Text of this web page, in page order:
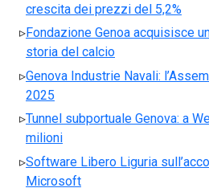
crescita dei prezzi del 5,2%
Fondazione Genoa acquisisce
storia del calcio
Genova Industrie Navali:
2025
Tunnel subportuale Genova: a
milioni
Software Libero Liguria
Microsoft